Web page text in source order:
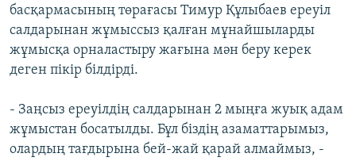
басқармасының төрағасы Тимур Құлыбаев ереуіл
салдарынан жұмыссыз қалған мұнайшыларды
жұмысқа орналастыру жағына мән беру керек
деген пікір білдірді.
- Заңсыз ереуілдің салдарынан 2 мыңға жуық адам
жұмыстан босатылды. Бұл біздің азаматтарымыз,
олардың тағдырына бей-жай қарай алмаймыз, -